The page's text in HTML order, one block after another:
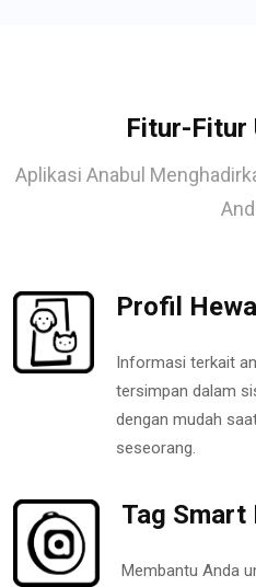
Fitur-Fitur
Aplikasi Anabul
Profil
Informasi terkait
tersimpan dalam
dengan mudah
seseorang.
Tag Smart
Membantu Anda